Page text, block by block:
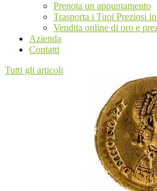
Prenota un appuntamento
Trasporta i Tuoi Preziosi
Vendita online di oro e
Azienda
Contatti
Tutti gli articoli